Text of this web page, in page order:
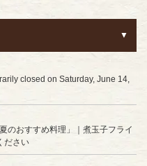
closed on Saturday, June 14,
のおすすめ料理」｜煮玉子フライ
ださい